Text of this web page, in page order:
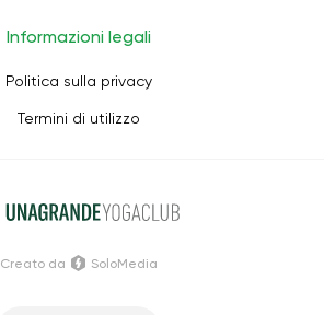
Informazioni legali
Politica sulla privacy
Termini di utilizzo
Creato da SoloMedia